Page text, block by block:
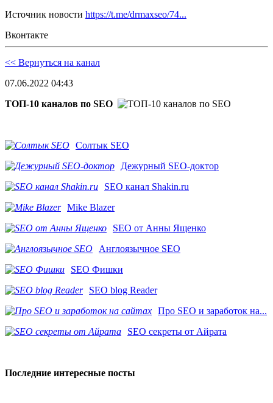
Источник новости https://t.me/drmaxseo/74...
Вконтакте
<< Вернуться на канал
07.06.2022 04:43
ТОП-10 каналов по SEO
Солтык SEO
Дежурный SEO-доктор
SEO канал Shakin.ru
Mike Blazer
SEO от Анны Ященко
Англоязычное SEO
SEO Фишки
SEO blog Reader
Про SEO и заработок на...
SEO секреты от Айрата
Последние интересные посты